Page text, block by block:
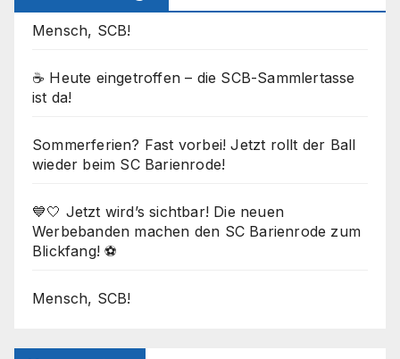
Mensch, SCB!
☕ Heute eingetroffen – die SCB-Sammlertasse
ist da!
Sommerferien? Fast vorbei! Jetzt rollt der Ball
wieder beim SC Barienrode!
💙🤍 Jetzt wird’s sichtbar! Die neuen
Werbebanden machen den SC Barienrode zum
Blickfang! ⚽
Mensch, SCB!